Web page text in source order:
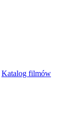
Katalog filmów